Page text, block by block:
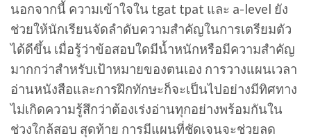
นอกจากนี้ ความเข้าใจใน tgat tpat และ a-level ยัง
ช่วยให้นักเรียนจัดลำดับความสำคัญในการเตรียมตัว
ได้ดีขึ้น เมื่อรู้ว่าข้อสอบใดมีน้ำหนักหรือมีความสำคัญ
มากกว่าสำหรับเป้าหมายของตนเอง การวางแผนเวลา
อ่านหนังสือและการฝึกทักษะก็จะเป็นไปอย่างมีทิศทาง
ไม่เกิดความรู้สึกว่าต้องเร่งอ่านทุกอย่างพร้อมกันใน
ช่วงใกล้สอบ สุดท้าย การมีแผนที่ชัดเจนจะช่วยลด